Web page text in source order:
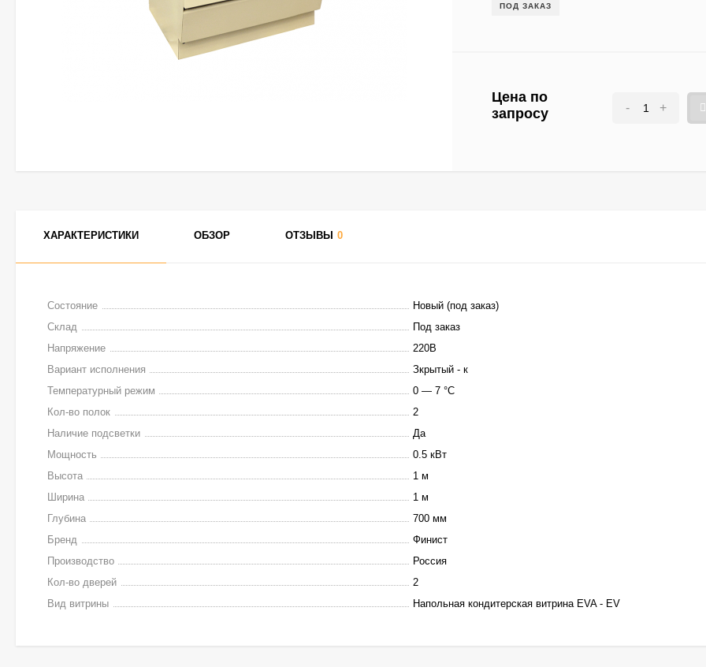
ПОД ЗАКАЗ
Цена по
запросу
- +
ХАРАКТЕРИСТИКИ ОБЗОР ОТЗЫВЫ 0
Состояние
Новый (под заказ)
Склад
Под заказ
Напряжение
220В
Вариант исполнения
Зкрытый - к
Температурный режим
0 — 7 °C
Кол-во полок
2
Наличие подсветки
Да
Мощность
0.5 кВт
Высота
1 м
Ширина
1 м
Глубина
700 мм
Бренд
Финист
Производство
Россия
Кол-во дверей
2
Вид витрины
Напольная кондитерская витрина EVA - EV